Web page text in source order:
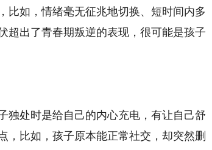
比如，情绪毫无征兆地切换、短时间内多
超出了青春期叛逆的表现，很可能是孩子
处时是给自己的内心充电，有让自己舒
，比如，孩子原本能正常社交，却突然删